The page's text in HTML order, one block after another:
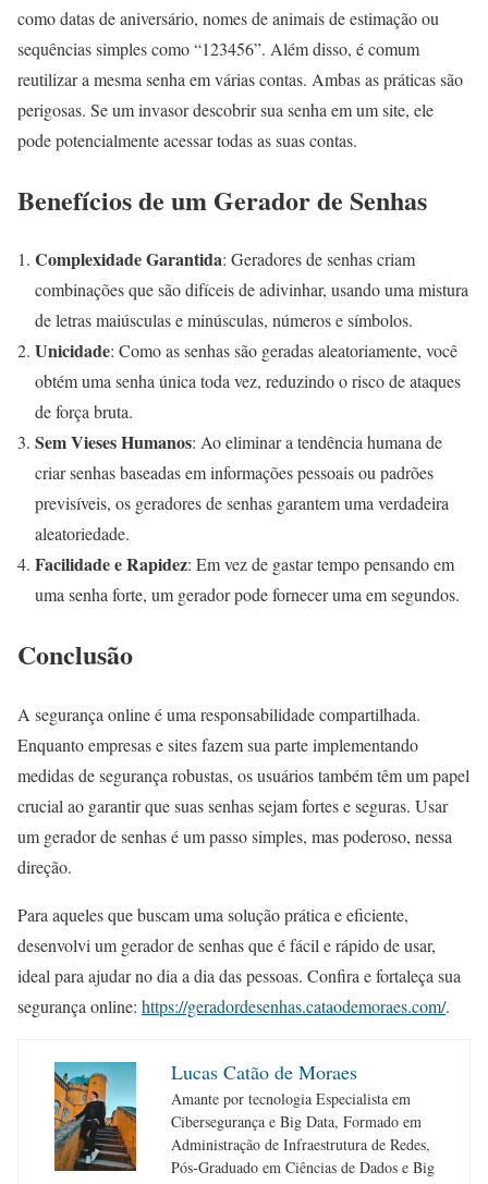
como datas de aniversário, nomes de animais de estimação ou
sequências simples como “123456”. Além disso, é comum
reutilizar a mesma senha em várias contas. Ambas as práticas são
perigosas. Se um invasor descobrir sua senha em um site, ele
pode potencialmente acessar todas as suas contas.
Benefícios de um Gerador de Senhas
Complexidade Garantida: Geradores de senhas criam
combinações que são difíceis de adivinhar, usando uma mistura
de letras maiúsculas e minúsculas, números e símbolos.
Unicidade: Como as senhas são geradas aleatoriamente, você
obtém uma senha única toda vez, reduzindo o risco de ataques
de força bruta.
Sem Vieses Humanos: Ao eliminar a tendência humana de
criar senhas baseadas em informações pessoais ou padrões
previsíveis, os geradores de senhas garantem uma verdadeira
aleatoriedade.
Facilidade e Rapidez: Em vez de gastar tempo pensando em
uma senha forte, um gerador pode fornecer uma em segundos.
Conclusão
A segurança online é uma responsabilidade compartilhada.
Enquanto empresas e sites fazem sua parte implementando
medidas de segurança robustas, os usuários também têm um papel
crucial ao garantir que suas senhas sejam fortes e seguras. Usar
um gerador de senhas é um passo simples, mas poderoso, nessa
direção.
Para aqueles que buscam uma solução prática e eficiente,
desenvolvi um gerador de senhas que é fácil e rápido de usar,
ideal para ajudar no dia a dia das pessoas. Confira e fortaleça sua
segurança online: https://geradordesenhas.cataodemoraes.com/.
Lucas Catão de Moraes
Amante por tecnologia Especialista em
Cibersegurança e Big Data, Formado em
Administração de Infraestrutura de Redes,
Pós-Graduado em Ciências de Dados e Big